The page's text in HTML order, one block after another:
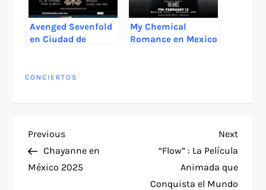
Avenged Sevenfold
en Ciudad de
My Chemical
Romance en Mexico
CONCIERTOS
P
o
Previous
Post
Previous
Chayanne en
México 2025
Next
Post
Next
“Flow” : La Película
Animada que
Conquista el Mundo